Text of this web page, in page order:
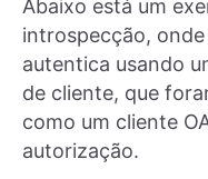
Abaixo está um
introspecção,
autentica usando
de cliente, que
como um cliente
autorização.